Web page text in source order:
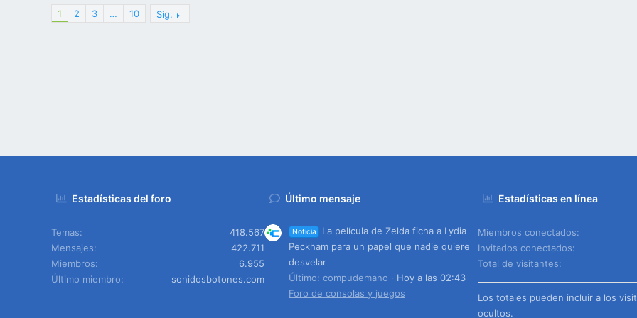
1 2 3 … 10 Sig.
Estadísticas del foro
Temas
418.567
Mensajes
422.711
Miembros
6.955
Último miembro
sonidosbotones.com
Último mensaje
Noticia
La película de Zelda ficha a Lydia
Peckham para un papel que nadie quiere
desvelar
Último: compudemano
Hoy a las 02:43
Foro de consolas y juegos
Estadísticas en línea
Miembros conectados
Invitados conectados
Total de visitantes
Los totales pueden incluir a los
ocultos.